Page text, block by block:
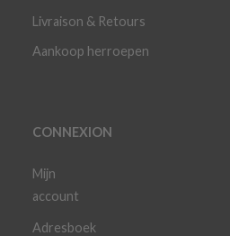
Livraison & Retours
Aankoop herroepen
CONNEXION
Mijn
account
Adresboek